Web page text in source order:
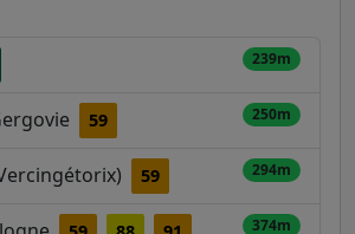
239m
59 250m
59 294m
374m